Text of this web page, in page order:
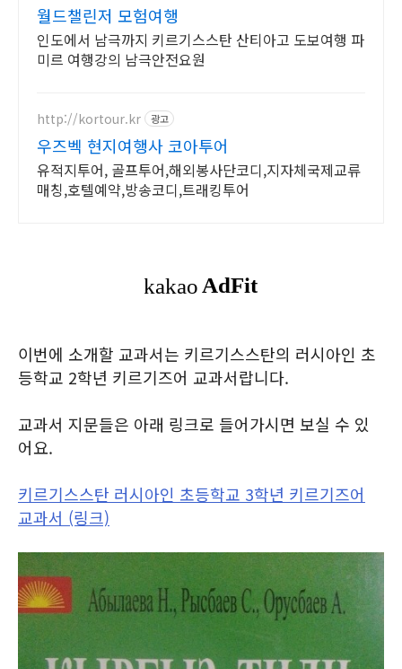
월드챌린저 모험여행
인도에서 남극까지 키르기스스탄 산티아고 도보여행 파
미르 여행강의 남극안전요원
http://kortour.kr 광고
우즈벡 현지여행사 코아투어
유적지투어, 골프투어,해외봉사단코디,지자체국제교류
매칭,호텔예약,방송코디,트래킹투어
이번에 소개할 교과서는 키르기스스탄의 러시아인 초
등학교 2학년 키르기즈어 교과서랍니다.
교과서 지문들은 아래 링크로 들어가시면 보실 수 있
어요.
키르기스스탄 러시아인 초등학교 3학년 키르기즈어
교과서 (링크)